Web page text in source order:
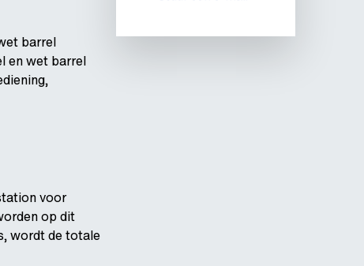
barrel
en wet barrel
voor
op dit
wordt de totale